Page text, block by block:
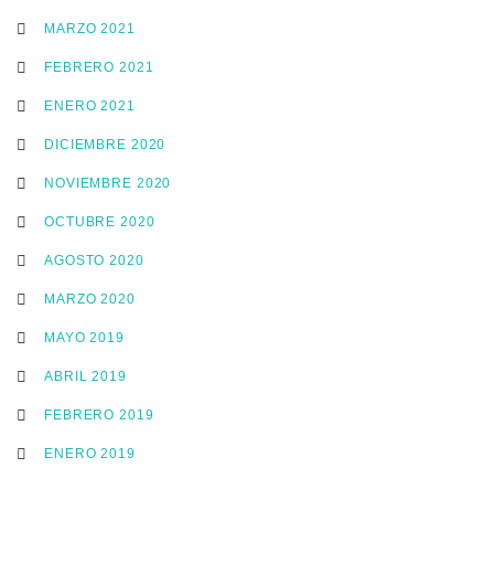
MARZO 2021
FEBRERO 2021
ENERO 2021
DICIEMBRE 2020
NOVIEMBRE 2020
OCTUBRE 2020
AGOSTO 2020
MARZO 2020
MAYO 2019
ABRIL 2019
FEBRERO 2019
ENERO 2019